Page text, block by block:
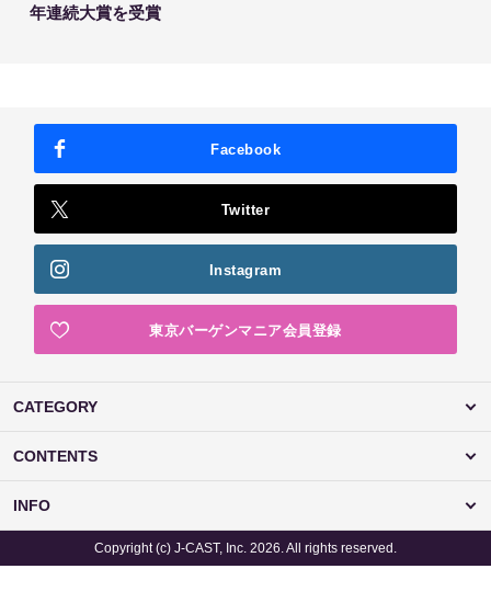
年連続大賞を受賞
Facebook
Twitter
Instagram
東京バーゲンマニア会員登録
CATEGORY
CONTENTS
INFO
Copyright (c) J-CAST, Inc. 2026. All rights reserved.